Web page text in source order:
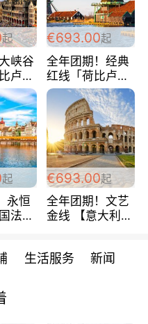
起
峡谷
卢德
经
游
€693.00起
全年团期！经典
红线「荷比卢德
法」七天循环 五
国 仅售99欧/人/
天！巴黎上下！
包拼房~
起
永恒
法
拼房
€693.00起
全年团期！文艺
金线 【意大利一
每周铁发！
生活服务 新闻